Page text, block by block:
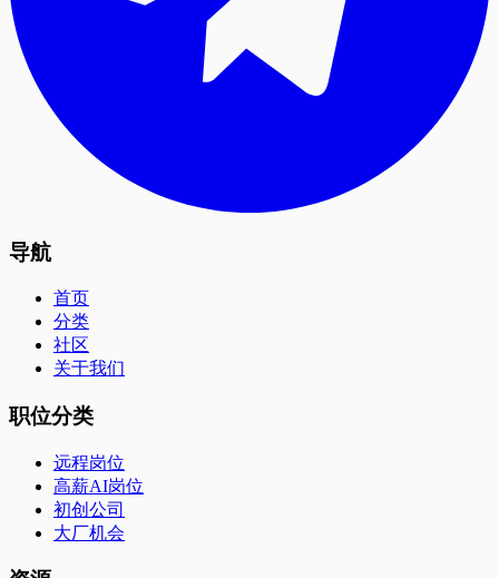
导航
首页
分类
社区
关于我们
职位分类
远程岗位
高薪AI岗位
初创公司
大厂机会